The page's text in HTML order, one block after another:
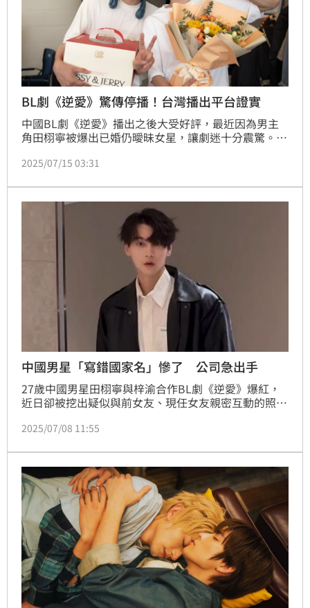
BL劇《逆愛》驚傳停播！台灣播出平台證實
中國BL劇《逆愛》播出之後大受好評，最近因為男主
角田栩寧被爆出已婚仍曖昧女星，讓劇迷十分震驚。雖
身，對此台灣的播出平台GagaOOLala官方也做出回
2025/07/15 03:31
中國男星「寫錯國家名」慘了 公司急出手
27歲中國男星田栩寧與梓渝合作BL劇《逆愛》爆紅，
近日卻被挖出疑似與前女友、現任女友親密互動的照
樁，田栩寧經紀公司出手闢謠後，眼尖網友發現聲明稿
2025/07/08 11:55